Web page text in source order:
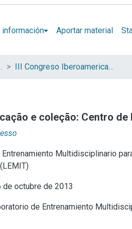
información Aportar material
(COIBRECOPA) III Congreso Iberoamericano y XI Jornada de Técnicas de Reparación y Conservación del Patrimonio
e coleção: Centro
Multidisciplinario
de octubre de 2013
de Entrenamiento